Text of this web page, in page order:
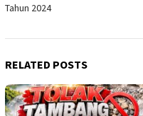
Tahun 2024
RELATED POSTS